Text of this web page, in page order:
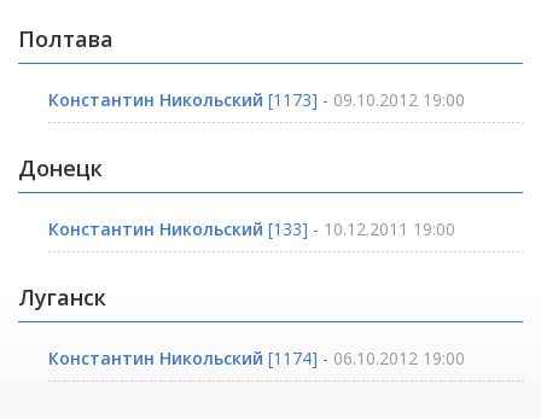
Полтава
Константин Никольский [1173] - 09.10.2012 19:00
Донецк
Константин Никольский [133] - 10.12.2011 19:00
Луганск
Константин Никольский [1174] - 06.10.2012 19:00